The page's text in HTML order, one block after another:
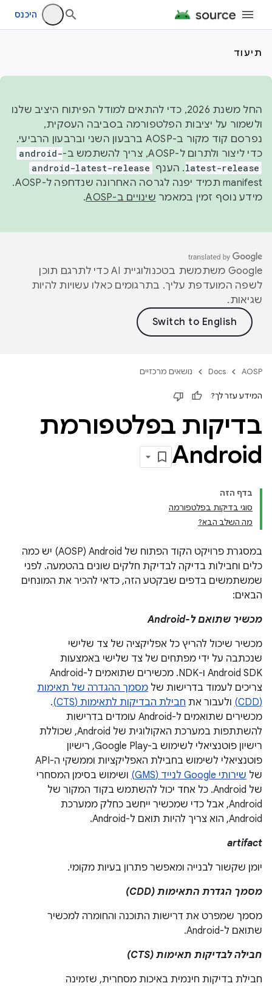
היכנס
תיעוד
החל משנת 2026, כדי להתאים למודל הפיתוח היציב שלנו
ולשמור על יציבות הפלטפורמה בסביבה העסקית,
נפרסם קוד מקור ב-AOSP ברבעון השני וברבעון הרביעי.
כדי ליצור ולתרום ל-AOSP, צריך להשתמש ב-
android-
latest-release. הענף android-latest-release
manifest תמיד יפנה לגרסה האחרונה שנדחפה ל-AOSP.
מידע נוסף זמין במאמר שינויים ב-AOSP .
‫Google משתמשת בטכנולוגיית AI כדי לתרגם תוכן
לשפה המועדפת עליך. בתרגומים כאלו עשויות להיות
שגיאות.
AOSP
Docs נושאים מרכזיים
המידע עזר לך?
בדיקות בפלטפורמת
Android
בדף הזה
סוגי בדיקות בפלטפורמה
מה השלב הבא?
במסגרת פרויקט הקוד הפתוח של Android‏ (AOSP) יש כמה
כלים וחבילות בדיקה לבדיקת חלקים שונים בהטמעה. לפני
שמשתמשים בדפים שבקטע הזה, כדאי להכיר את המונחים
הבאים:
מכשיר שתואם ל-Android
מכשיר שיכול להריץ כל אפליקציה של צד שלישי
שנכתבה על ידי מפתחים של צד שלישי באמצעות
Android SDK ו-NDK. מכשירים שתואמים ל-Android
צריכים לעמוד בדרישות של מסמך ההגדרה של תאימות
(CDD)
ולעבור את חבילת הבדיקות לתאימות (CTS)
.
מכשירים שתואמים ל-Android עומדים בדרישות
להשתתפות במערכת האקולוגית של Android, שכוללת
רישיון פוטנציאלי לשימוש ב-Google Play, רישיון
פוטנציאלי לשימוש בחבילת האפליקציות וממשקי ה-API
של שירותי Google לנייד (GMS)
ושימוש בסימן המסחרי
של Android. כל אחד יכול להשתמש בקוד המקור של
Android, אבל כדי שמכשיר ייחשב כחלק ממערכת
Android, הוא צריך להיות תואם ל-Android.
artifact
יומן שקשור לבנייה ומאפשר פתרון בעיות מקומי.
מסמך הגדרת התאימות (CDD)
מסמך שמפרט את דרישות התוכנה והחומרה למכשיר
שתואם ל-Android.
חבילה לבדיקות תאימות (CTS)
חבילת בדיקות חינמית באיכות מסחרית, שזמינה